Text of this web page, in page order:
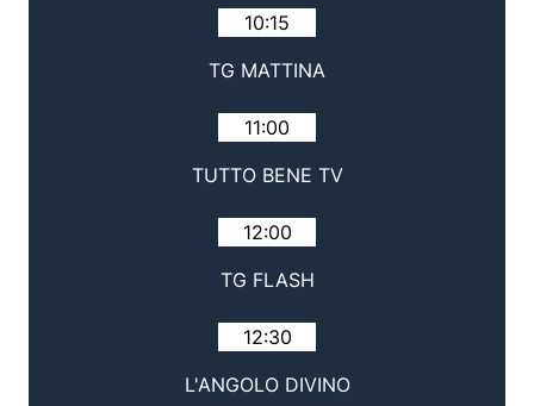
10:15
TG MATTINA
11:00
TUTTO BENE TV
12:00
TG FLASH
12:30
L'ANGOLO DIVINO